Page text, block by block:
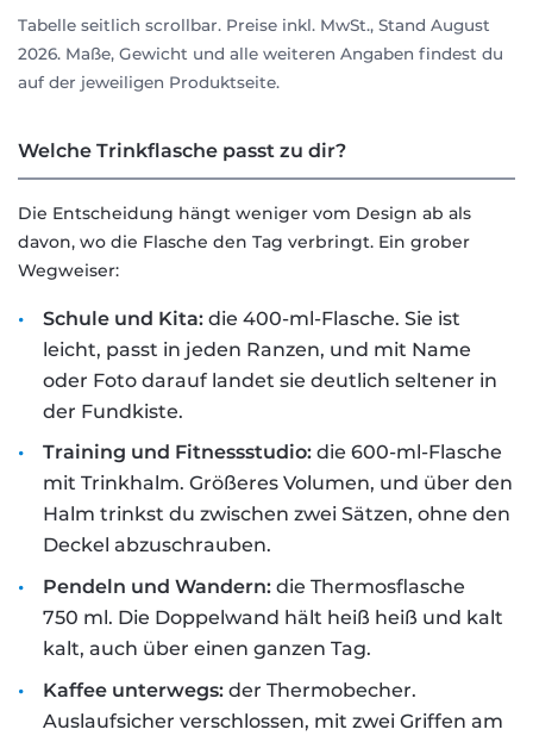
Tabelle seitlich scrollbar. Preise inkl. MwSt., Stand August
2026. Maße, Gewicht und alle weiteren Angaben findest du
auf der jeweiligen Produktseite.
Welche Trinkflasche passt zu dir?
Die Entscheidung hängt weniger vom Design ab als
davon, wo die Flasche den Tag verbringt. Ein grober
Wegweiser:
Schule und Kita:die 400-ml-Flasche. Sie ist
leicht, passt in jeden Ranzen, und mit Name
oder Foto darauf landet sie deutlich seltener in
der Fundkiste.
Training und Fitnessstudio:die 600-ml-Flasche
mit Trinkhalm. Größeres Volumen, und über den
Halm trinkst du zwischen zwei Sätzen, ohne den
Deckel abzuschrauben.
Pendeln und Wandern:die Thermosflasche
750 ml. Die Doppelwand hält heiß heiß und kalt
kalt, auch über einen ganzen Tag.
Kaffee unterwegs:der Thermobecher.
Auslaufsicher verschlossen, mit zwei Griffen am